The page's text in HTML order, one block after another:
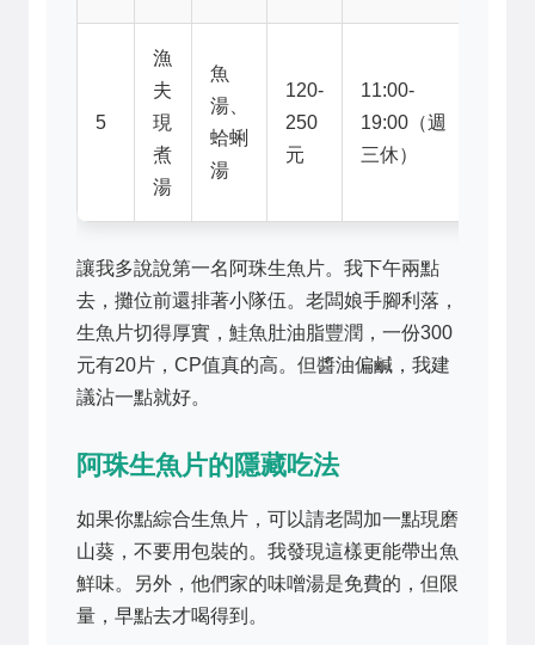
5
漁
夫
現
煮
湯
魚
湯、
蛤蜊
湯
120-
250
元
11:00-
19:00（週
三休）
讓我多說說第一名阿珠生魚片。我下午兩點
去，攤位前還排著小隊伍。老闆娘手腳利落，
生魚片切得厚實，鮭魚肚油脂豐潤，一份300
元有20片，CP值真的高。但醬油偏鹹，我建
議沾一點就好。
阿珠生魚片的隱藏吃法
如果你點綜合生魚片，可以請老闆加一點現磨
山葵，不要用包裝的。我發現這樣更能帶出魚
鮮味。另外，他們家的味噌湯是免費的，但限
量，早點去才喝得到。